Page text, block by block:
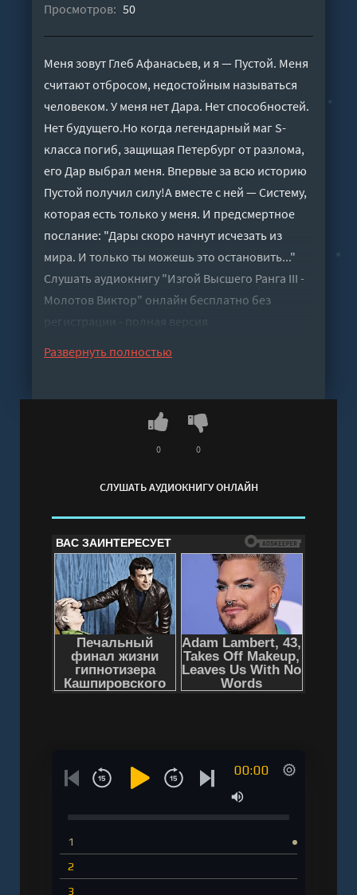
Просмотров: 50
Меня зовут Глеб Афанасьев, и я — Пустой. Меня
считают отбросом, недостойным называться
человеком. У меня нет Дара. Нет способностей.
Нет будущего.Но когда легендарный маг S-
класса погиб, защищая Петербург от разлома,
его Дар выбрал меня. Впервые за всю историю
Пустой получил силу!А вместе с ней — Систему,
которая есть только у меня. И предсмертное
послание: "Дары скоро начнут исчезать из
мира. И только ты можешь это остановить..."
Слушать аудиокнигу "Изгой Высшего Ранга III -
Молотов Виктор" онлайн бесплатно без
регистрации - полная версия
Развернуть полностью
СЛУШАТЬ АУДИОКНИГУ ОНЛАЙН
0 0
00:00
1
2
3